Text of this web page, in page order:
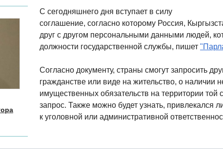
С сегодняшнего дня вступает в силу
соглашение, согласно которому Россия,
друг с другом персональными данными людей,
должности государственной службы, пишет
Согласно документу, страны смогут запросить
гражданстве или виде на жительство, о наличии
имущественных обязательств на территории той
запрос. Также можно будет узнать, привлекался
к уголовной или административной